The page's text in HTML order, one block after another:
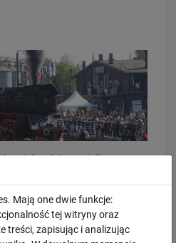
miała miejsce wielka uczta
kolei, a szczególnie
są parowozy.
przez wszystkie
PKP, przyciągnęło do
[FOTOGALERIA]
Mają one dwie funkcje:
tej witryny oraz
treści, zapisując i analizując